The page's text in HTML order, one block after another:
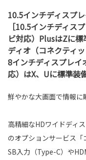
10.5インチディスプ
［10.5インチディス
ビ対応）PlusはZに
ディオ（コネクティ
8インチディスプレイ
応）はX、Uに標準装
鮮やかな大画面で情報に
高精細なHDワイドディ
のオプションサービス
SB入力（Type-C）や